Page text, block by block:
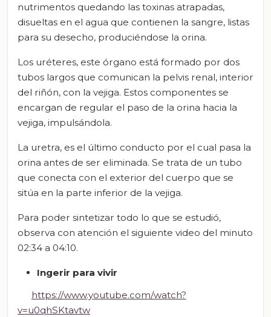
nutrimentos quedando las toxinas atrapadas,
disueltas en el agua que contienen la sangre, listas
para su desecho, produciéndose la orina.
Los uréteres, este órgano está formado por dos
tubos largos que comunican la pelvis renal, interior
del riñón, con la vejiga. Estos componentes se
encargan de regular el paso de la orina hacia la
vejiga, impulsándola.
La uretra, es el último conducto por el cual pasa la
orina antes de ser eliminada. Se trata de un tubo
que conecta con el exterior del cuerpo que se
sitúa en la parte inferior de la vejiga.
Para poder sintetizar todo lo que se estudió,
observa con atención el siguiente video del minuto
02:34 a 04:10.
Ingerir para vivir
https://www.youtube.com/watch?
v=u0qhSKtavtw